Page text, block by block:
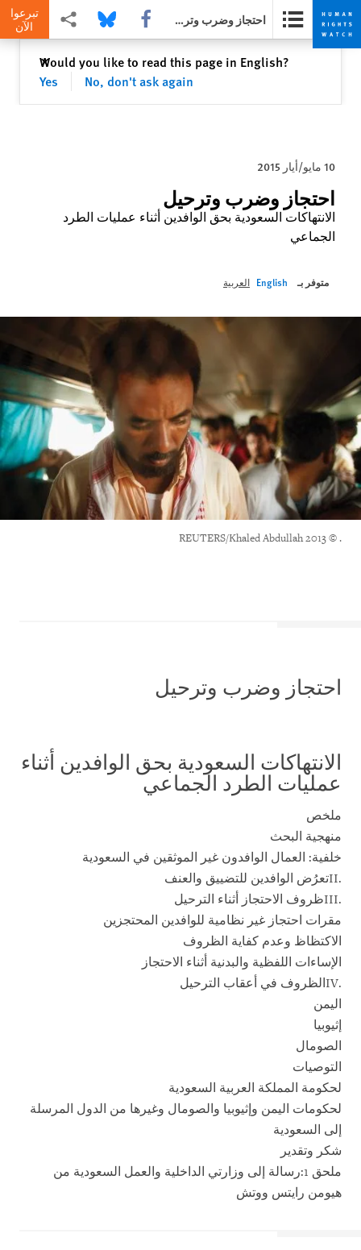
Skip
privacy
Skip
content
احتجاز وضرب وترحيل Share this via Facebook
Share this via Bluesky
Share this via مشاركة
تبرعوا
الآن
Would you like to read this page in English?
Yes
No, don't ask again
✕إغلاق
10 مايو/أيار 2015
احتجاز وضرب وترحيل
الانتهاكات السعودية بحق الوافدين أثناء عمليات الطرد
الجماعي
متوفر بـ English العربية
. © 2013 REUTERS/Khaled Abdullah
احتجاز وضرب وترحيل
الانتهاكات السعودية بحق الوافدين أثناء
عمليات الطرد الجماعي
ملخص
منهجية البحث
خلفية: العمال الوافدون غير الموثقين في السعودية
.IIتعرُض الوافدين للتضييق والعنف
.IIIظروف الاحتجاز أثناء الترحيل
مقرات احتجاز غير نظامية للوافدين المحتجزين
الاكتظاظ وعدم كفاية الظروف
الإساءات اللفظية والبدنية أثناء الاحتجاز
.IVالظروف في أعقاب الترحيل
اليمن
إثيوبيا
الصومال
التوصيات
لحكومة المملكة العربية السعودية
لحكومات اليمن وإثيوبيا والصومال وغيرها من الدول المرسلة
إلى السعودية
شكر وتقدير
ملحق 1:رسالة إلى وزارتي الداخلية والعمل السعودية من
هيومن رايتس ووتش